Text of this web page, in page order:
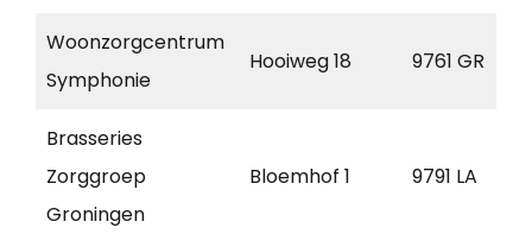
Woonzorgcentrum
Symphonie
Hooiweg 18 9761 GR
Brasseries
Zorggroep
Groningen
Bloemhof 1 9791 LA